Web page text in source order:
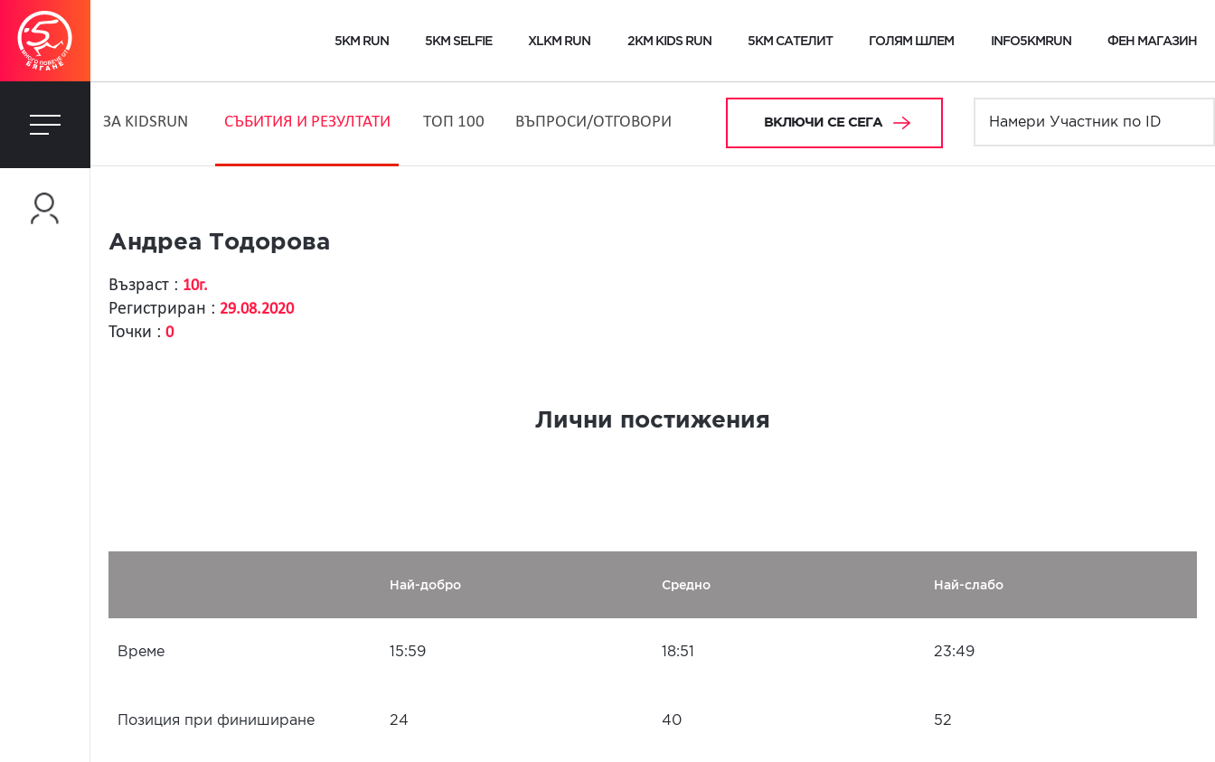
5KM RUN 5KM SELFIE XLKM RUN 2KM KIDS RUN 5KM САТЕЛИТ ГОЛЯМ ШЛЕМ INFO5KMRUN ФЕН МАГАЗИН
ЗA KIDSRUN СЪБИТИЯ И РЕЗУЛТАТИ ТОП 100 ВЪПРОСИ/ОТГОВОРИ ВКЛЮЧИ СЕ СЕГА
Андреа Тодорова
Възраст : 10г.
Регистриран : 29.08.2020
Точки : 0
Лични постижения
Най-добро Средно Най-слабо
Време 15:59 18:51 23:49
Позиция при финиширане 24 40 52